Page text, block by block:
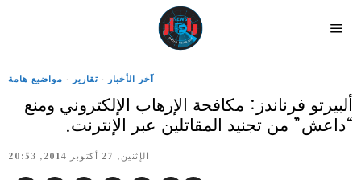
آخر الأخبار · تقارير · مواضيع هامة
ألبيرتو فرناندز: مكافحة الإرهاب الإلكتروني ومنع
“داعش” من تجنيد المقاتلين عبر الإنترنت.
الإثنين, 27 أكتوبر 2014, 20:53